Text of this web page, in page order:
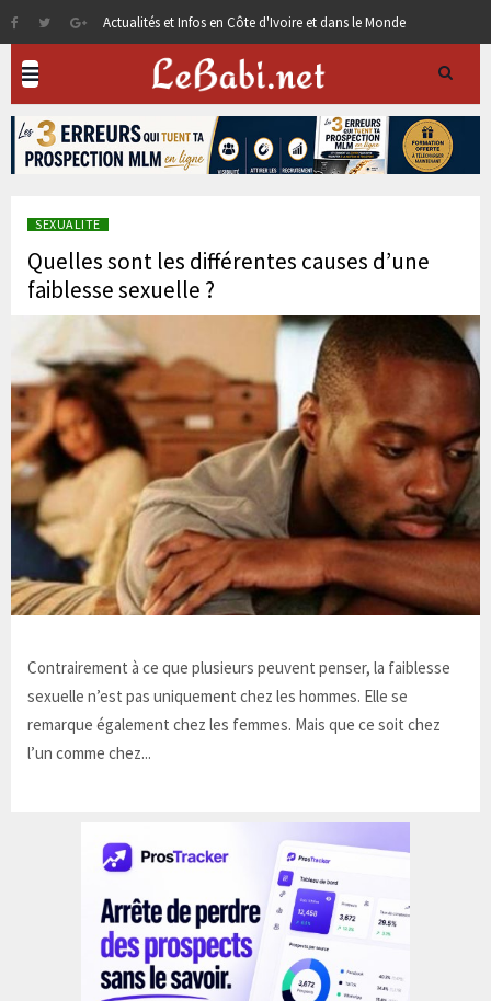
Actualités et Infos en Côte d'Ivoire et dans le Monde
SEXUALITE
Quelles sont les différentes causes d’une
faiblesse sexuelle ?
Contrairement à ce que plusieurs peuvent penser, la faiblesse
sexuelle n’est pas uniquement chez les hommes. Elle se
remarque également chez les femmes. Mais que ce soit chez
l’un comme chez...